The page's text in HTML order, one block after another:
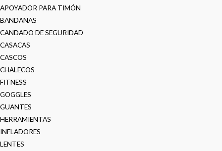
APOYADOR PARA TIMÓN
BANDANAS
CANDADO DE SEGURIDAD
CASACAS
CASCOS
CHALECOS
FITNESS
GOGGLES
GUANTES
HERRAMIENTAS
INFLADORES
LENTES